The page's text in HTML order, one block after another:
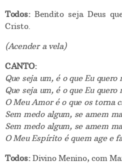
Todos:Bendito seja Deus
Cristo.
(Acender a vela)
CANTO:
Que seja um, é o que Eu quero
Que seja um, é o que Eu quero
O Meu Amor é o que os torna
Sem medo algum, se amem
Sem medo algum, se amem
O Meu Espírito é quem age e
Todos:Divino Menino, com